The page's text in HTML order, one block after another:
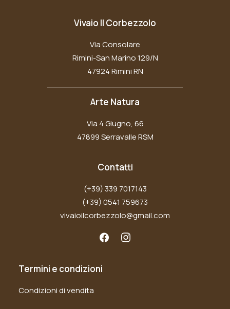
Vivaio Il Corbezzolo
Via Consolare
Rimini-San Marino 129/N
47924 Rimini RN
Arte Natura
Via 4 Giugno, 66
47899 Serravalle RSM
Contatti
(+39) 339 7017143
(+39) 0541 759673
vivaioilcorbezzolo@gmail.com
Termini e condizioni
Condizioni di vendita